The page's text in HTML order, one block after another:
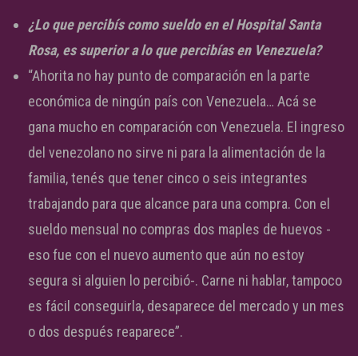
¿Lo que percibís como sueldo en el Hospital Santa
Rosa, es superior a lo que percibías en Venezuela?
“Ahorita no hay punto de comparación en la parte
económica de ningún país con Venezuela… Acá se
gana mucho en comparación con Venezuela. El ingreso
del venezolano no sirve ni para la alimentación de la
familia, tenés que tener cinco o seis integrantes
trabajando para que alcance para una compra. Con el
sueldo mensual no compras dos maples de huevos -
eso fue con el nuevo aumento que aún no estoy
segura si alguien lo percibió-. Carne ni hablar, tampoco
es fácil conseguirla, desaparece del mercado y un mes
o dos después reaparece”.